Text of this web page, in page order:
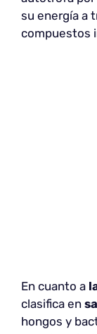
su energía a
compuestos
En cuanto a
clasifica en
hongos y